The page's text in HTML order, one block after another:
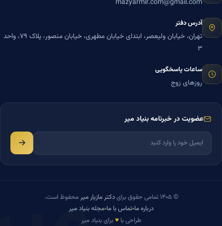
mazyarmir.com@gmail.com
آدرس دفتر
تهران، خیابان ولیعصر، ابتدای خیابان مطهری، خیابان منصور، پلاک ۷۹، واحد
۳
ساعات پاسخگویی
روزهای زوج
عضویت در خبرنامه بنیاد میر
© ۱۴۰۵ تمامی حقوق برای دکتر مازیار میر محفوظ است.
درباره ما تماس با ما مجله بنیاد میر
طراحی با♥ برای بنیاد میر